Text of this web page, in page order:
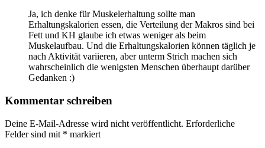
Ja, ich denke für Muskelerhaltung sollte man
Erhaltungskalorien essen, die Verteilung der Makros sind bei
Fett und KH glaube ich etwas weniger als beim
Muskelaufbau. Und die Erhaltungskalorien können täglich je
nach Aktivität variieren, aber unterm Strich machen sich
wahrscheinlich die wenigsten Menschen überhaupt darüber
Gedanken :)
Kommentar schreiben
Deine E-Mail-Adresse wird nicht veröffentlicht. Erforderliche
Felder sind mit * markiert